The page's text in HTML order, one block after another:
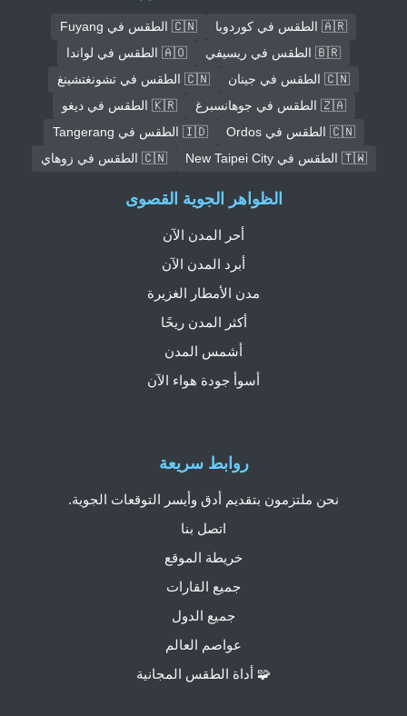
🇦🇷 الطقس في كوردوبا
🇨🇳 الطقس في Fuyang
🇧🇷 الطقس في ريسيفي
🇦🇴 الطقس في لواندا
🇨🇳 الطقس في جينان
🇨🇳 الطقس في تشونغتشينغ
🇿🇦 الطقس في جوهانسبرغ
🇰🇷 الطقس في ديغو
🇨🇳 الطقس في Ordos
🇮🇩 الطقس في Tangerang
🇹🇼 الطقس في New Taipei City
🇨🇳 الطقس في زوهاي
روابط سريعة
نحن ملتزمون بتقديم أدق وأيسر التوقعات الجوية.
اتصل بنا
خريطة الموقع
جميع القارات
جميع الدول
عواصم العالم
🧩 أداة الطقس المجانية
الظواهر الجوية القصوى
أحر المدن الآن
أبرد المدن الآن
مدن الأمطار الغزيرة
أكثر المدن ريحًا
أشمس المدن
أسوأ جودة هواء الآن